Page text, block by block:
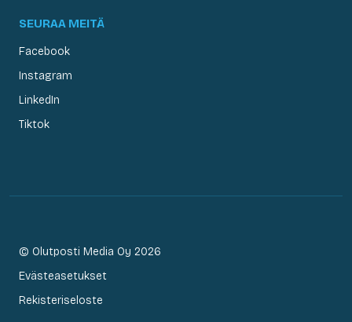
SEURAA MEITÄ
Facebook
Instagram
LinkedIn
Tiktok
© Olutposti Media Oy 2026
Evästeasetukset
Rekisteriseloste